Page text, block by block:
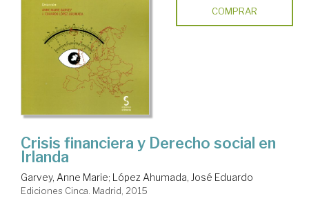
COMPRAR
Crisis financiera y Derecho social en
Irlanda
Garvey, Anne Marie; López Ahumada, José Eduardo
Ediciones Cinca. Madrid, 2015